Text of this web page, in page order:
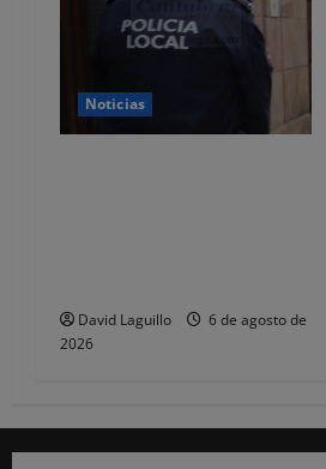
Noticias
David Laguillo
6 de agosto de
2026